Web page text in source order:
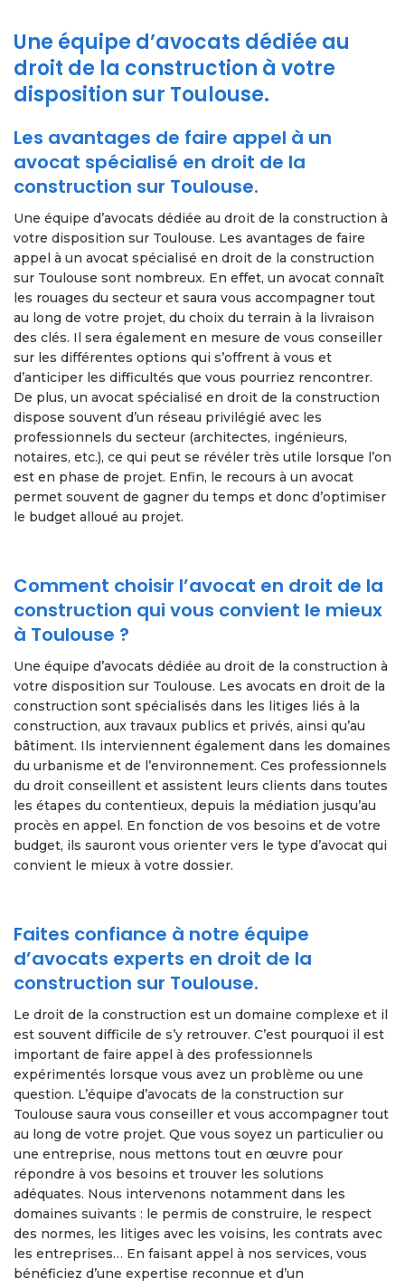
Une équipe d’avocats dédiée au
droit de la construction à votre
disposition sur Toulouse.
Les avantages de faire appel à un
avocat spécialisé en droit de la
construction sur Toulouse.
Une équipe d’avocats dédiée au droit de la construction à
votre disposition sur Toulouse. Les avantages de faire
appel à un avocat spécialisé en droit de la construction
sur Toulouse sont nombreux. En effet, un avocat connaît
les rouages du secteur et saura vous accompagner tout
au long de votre projet, du choix du terrain à la livraison
des clés. Il sera également en mesure de vous conseiller
sur les différentes options qui s’offrent à vous et
d’anticiper les difficultés que vous pourriez rencontrer.
De plus, un avocat spécialisé en droit de la construction
dispose souvent d’un réseau privilégié avec les
professionnels du secteur (architectes, ingénieurs,
notaires, etc.), ce qui peut se révéler très utile lorsque l’on
est en phase de projet. Enfin, le recours à un avocat
permet souvent de gagner du temps et donc d’optimiser
le budget alloué au projet.
Comment choisir l’avocat en droit de la
construction qui vous convient le mieux
à Toulouse ?
Une équipe d’avocats dédiée au droit de la construction à
votre disposition sur Toulouse. Les avocats en droit de la
construction sont spécialisés dans les litiges liés à la
construction, aux travaux publics et privés, ainsi qu’au
bâtiment. Ils interviennent également dans les domaines
du urbanisme et de l’environnement. Ces professionnels
du droit conseillent et assistent leurs clients dans toutes
les étapes du contentieux, depuis la médiation jusqu’au
procès en appel. En fonction de vos besoins et de votre
budget, ils sauront vous orienter vers le type d’avocat qui
convient le mieux à votre dossier.
Faites confiance à notre équipe
d’avocats experts en droit de la
construction sur Toulouse.
Le droit de la construction est un domaine complexe et il
est souvent difficile de s’y retrouver. C’est pourquoi il est
important de faire appel à des professionnels
expérimentés lorsque vous avez un problème ou une
question. L’équipe d’avocats de la construction sur
Toulouse saura vous conseiller et vous accompagner tout
au long de votre projet. Que vous soyez un particulier ou
une entreprise, nous mettons tout en œuvre pour
répondre à vos besoins et trouver les solutions
adéquates. Nous intervenons notamment dans les
domaines suivants : le permis de construire, le respect
des normes, les litiges avec les voisins, les contrats avec
les entreprises… En faisant appel à nos services, vous
bénéficiez d’une expertise reconnue et d’un